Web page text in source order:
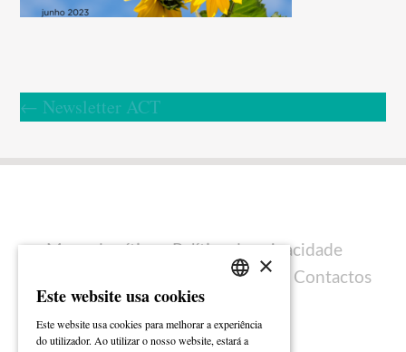
← Newsletter ACT
Mapa do sítio
Política de privacidade
Ficha técnica Contactos
ENGLISH
×
Este website usa cookies
Este website usa cookies para melhorar a experiência
do utilizador. Ao utilizar o nosso website, estará a